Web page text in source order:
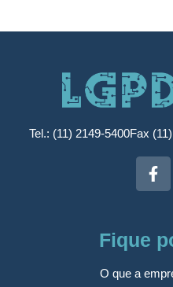
Tel.: (11) 2149-5400Fax
Fique
O que a